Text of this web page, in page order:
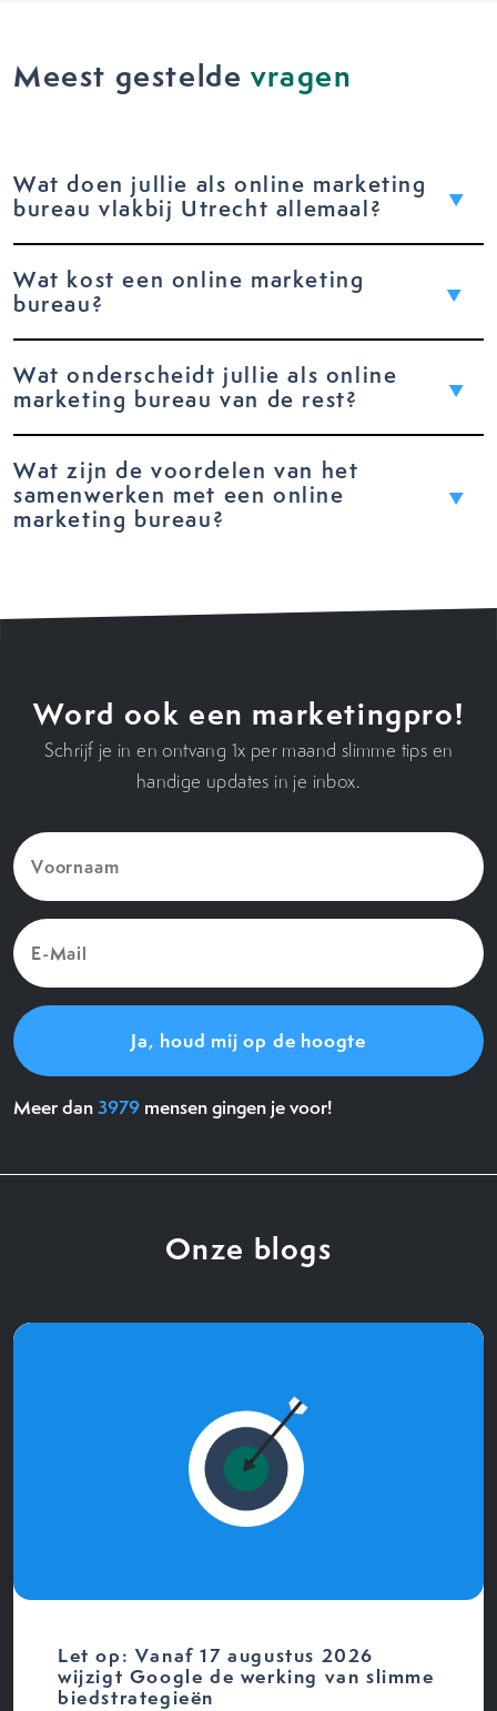
Meest gesteldevragen
Wat doen jullie als online marketing
bureau vlakbij Utrecht allemaal?
Wat kost een online marketing
bureau?
Wat onderscheidt jullie als online
marketing bureau van de rest?
Wat zijn de voordelen van het
samenwerken met een online
marketing bureau?
Word ook een marketingpro!
Schrijf je in en ontvang 1x per maand slimme tips en
handige updates in je inbox.
Voornaam
(Vereist)
E-
Mail
(Vereist)
Meer dan3979 mensen gingen je voor!
Onze blogs
Let op: Vanaf 17 augustus 2026
wijzigt Google de werking van slimme
biedstrategieën